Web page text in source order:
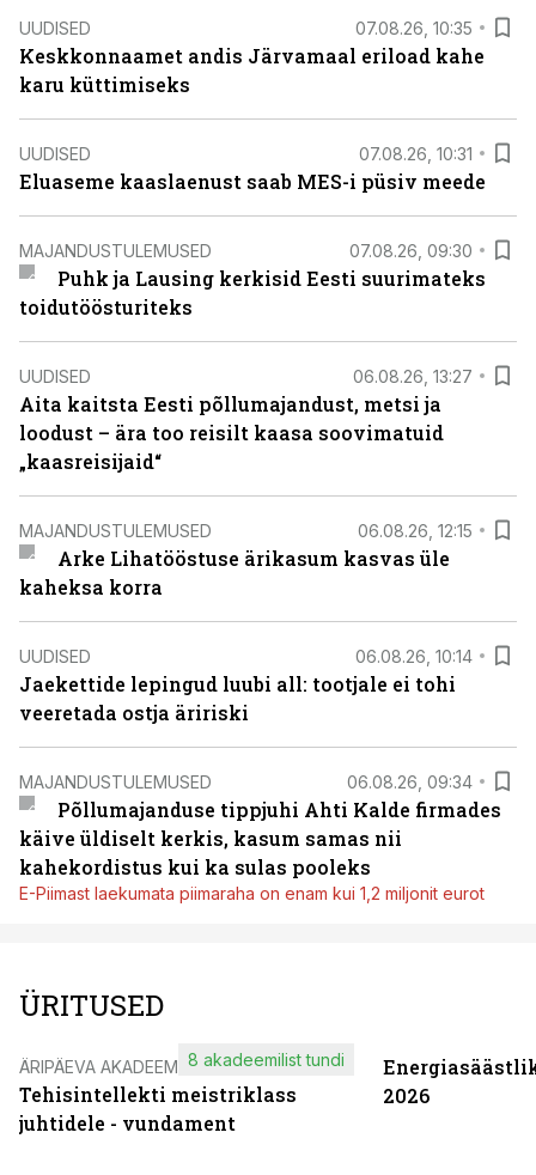
UUDISED 07.08.26, 10:35
Keskkonnaamet andis Järvamaal eriload kahe
karu küttimiseks
UUDISED 07.08.26, 10:31
Eluaseme kaaslaenust saab MES-i püsiv meede
MAJANDUSTULEMUSED 07.08.26, 09:30
Puhk ja Lausing kerkisid Eesti suurimateks
toidutöösturiteks
UUDISED 06.08.26, 13:27
Aita kaitsta Eesti põllumajandust, metsi ja
loodust – ära too reisilt kaasa soovimatuid
„kaasreisijaid“
MAJANDUSTULEMUSED 06.08.26, 12:15
Arke Lihatööstuse ärikasum kasvas üle
kaheksa korra
UUDISED 06.08.26, 10:14
Jaekettide lepingud luubi all: tootjale ei tohi
veeretada ostja äririski
MAJANDUSTULEMUSED 06.08.26, 09:34
Põllumajanduse tippjuhi Ahti Kalde firmades
käive üldiselt kerkis, kasum samas nii
kahekordistus kui ka sulas pooleks
E-Piimast laekumata piimaraha on enam kui 1,2 miljonit eurot
ÜRITUSED
ÄRIPÄEVA AKADEEMIA
Tehisintellekti meistriklass
juhtidele - vundament
8 akadeemilist tundi
2026